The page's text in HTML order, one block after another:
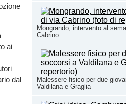
Mongrando, intervento al
Cabrino
Malessere fisico per due
Valdilana e Graglia
ai
dal